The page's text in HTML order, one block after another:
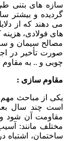
سازه های بتنی
گردیده و بیشتر
می دهند که از
های فولادی،
مصالح سیمان و
صورت تأخیر در
چوبی و .. به مقاوم
مقاوم سازی :
یکی از مباحث
است چند سال
مقاومت آن شود و
مختلف مانند:
ساختمان،